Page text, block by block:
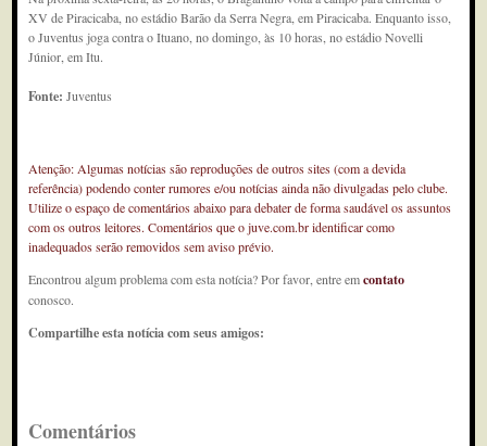
XV de Piracicaba, no estádio Barão da Serra Negra, em Piracicaba. Enquanto isso,
o Juventus joga contra o Ituano, no domingo, às 10 horas, no estádio Novelli
Júnior, em Itu.
Fonte:Juventus
Atenção: Algumas notícias são reproduções de outros sites (com a devida
referência) podendo conter rumores e/ou notícias ainda não divulgadas pelo clube.
Utilize o espaço de comentários abaixo para debater de forma saudável os assuntos
com os outros leitores. Comentários que o juve.com.br identificar como
inadequados serão removidos sem aviso prévio.
Encontrou algum problema com esta notícia? Por favor, entre emcontato
conosco.
Compartilhe esta notícia com seus amigos:
Comentários